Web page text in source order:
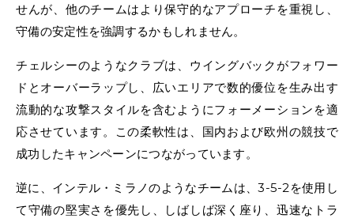
せんが、他のチームはより保守的なアプローチを重視し、
守備の安定性を強調するかもしれません。
チェルシーのようなクラブは、ウイングバックがフォワー
ドとオーバーラップし、広いエリアで数的優位を生み出す
流動的な攻撃スタイルを含むようにフォーメーションを適
応させています。この柔軟性は、国内および欧州の競技で
成功したキャンペーンにつながっています。
逆に、インテル・ミラノのようなチームは、3-5-2を使用し
て守備の堅実さを優先し、しばしば深く座り、迅速なトラ